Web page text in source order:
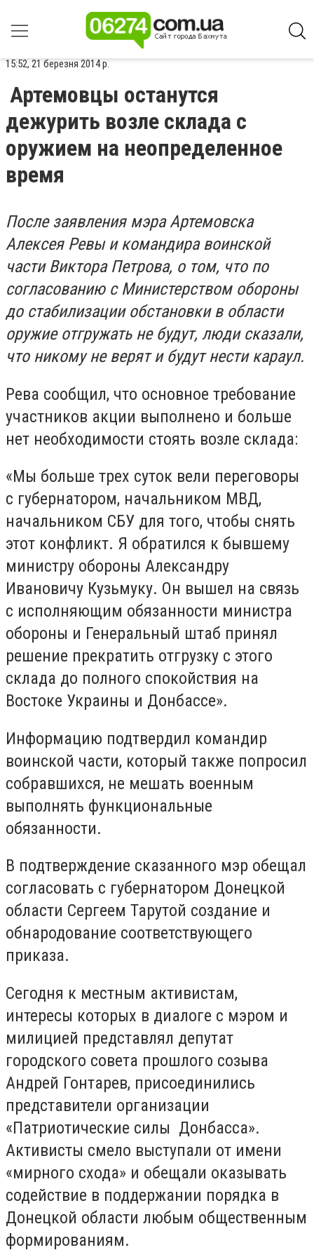
15:52, 21 березня 2014 р.
Артемовцы останутся
дежурить возле склада с
оружием на неопределенное
время
После заявления мэра Артемовска
Алексея Ревы и командира воинской
части Виктора Петрова, о том, что по
согласованию с Министерством обороны
до стабилизации обстановки в области
оружие отгружать не будут, люди сказали,
что никому не верят и будут нести караул.
Рева сообщил, что основное требование
участников акции выполнено и больше
нет необходимости стоять возле склада:
«Мы больше трех суток вели переговоры
с губернатором, начальником МВД,
начальником СБУ для того, чтобы снять
этот конфликт. Я обратился к бывшему
министру обороны Александру
Ивановичу Кузьмуку. Он вышел на связь
с исполняющим обязанности министра
обороны и Генеральный штаб принял
решение прекратить отгрузку с этого
склада до полного спокойствия на
Востоке Украины и Донбассе».
Информацию подтвердил командир
воинской части, который также попросил
собравшихся, не мешать военным
выполнять функциональные
обязанности.
В подтверждение сказанного мэр обещал
согласовать с губернатором Донецкой
области Сергеем Тарутой создание и
обнародование соответствующего
приказа.
Сегодня к местным активистам,
интересы которых в диалоге с мэром и
милицией представлял депутат
городского совета прошлого созыва
Андрей Гонтарев, присоединились
представители организации
«Патриотические силы Донбасса».
Активисты смело выступали от имени
«мирного схода» и обещали оказывать
содействие в поддержании порядка в
Донецкой области любым общественным
формированиям.